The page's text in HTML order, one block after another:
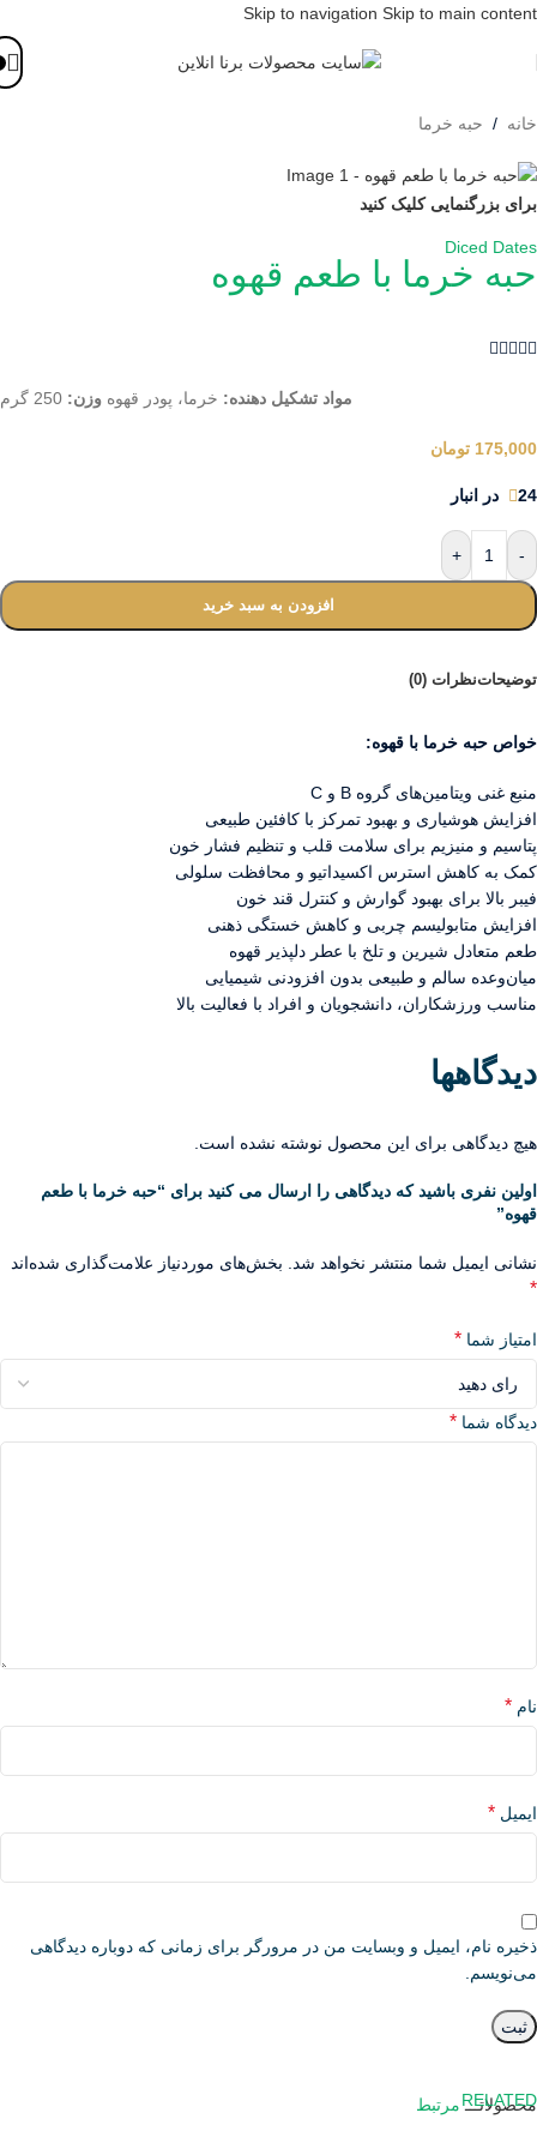
Skip to navigation Skip to main content
خانه / حبه خرما
برای بزرگنمایی کلیک کنید
Diced Dates
حبه خرما با طعم قهوه

مواد تشکیل دهنده: خرما، پودر قهوه وزن:
175,000 تومان
24 در انبار
-
+
افزودن به سبد خرید
توضیحاتنظرات (0)
خواص حبه خرما با قهوه:
منبع غنی ویتامین‌های گروه B و C
افزایش هوشیاری و بهبود تمرکز با کافئین طبیعی
پتاسیم و منیزیم برای سلامت قلب و تنظیم فشار خون
کمک به کاهش استرس اکسیداتیو و محافظت سلولی
فیبر بالا برای بهبود گوارش و کنترل قند خون
افزایش متابولیسم چربی و کاهش خستگی ذهنی
طعم متعادل شیرین و تلخ با عطر دلپذیر قهوه
میان‌وعده سالم و طبیعی بدون افزودنی شیمیایی
مناسب ورزشکاران، دانشجویان و افراد با فعالیت بالا
دیدگاهها
هیچ دیدگاهی برای این محصول نوشته نشده است.
اولین نفری باشید که دیدگاهی را ارسال می کنید برای “حبه خرما با طعم
قهوه”
نشانی ایمیل شما منتشر نخواهد شد. بخش‌های موردنیاز علامت‌گذاری شده‌اند
*
امتیاز شما *
دیدگاه شما *
نام *
ایمیل *
ذخیره نام، ایمیل و وبسایت من در مرورگر برای زمانی که دوباره دیدگاهی
می‌نویسم.
محصولاتـــمرتبطRELATED